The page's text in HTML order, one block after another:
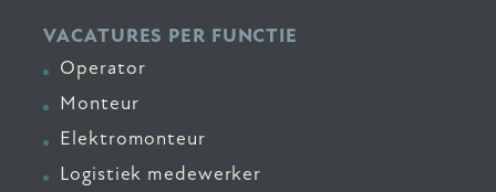
VACATURES PER FUNCTIE
Operator
Monteur
Elektromonteur
Logistiek medewerker